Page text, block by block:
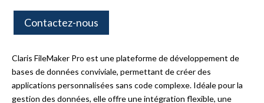
Contactez-nous
Claris FileMaker Pro est une plateforme de développement de
bases de données conviviale, permettant de créer des
applications personnalisées sans code complexe. Idéale pour la
gestion des données, elle offre une intégration flexible, une